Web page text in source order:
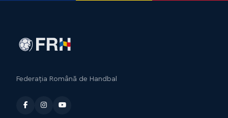
Federația Română de Handbal